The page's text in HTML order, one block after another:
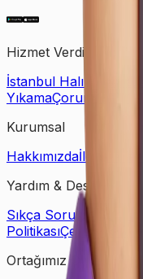
Hizmet Verdiğimiz
İstanbul Halı Yıkama
YıkamaÇorum Halı
Kurumsal
Hakkımızdaİletişim
Yardım & Destek
Sıkça Sorulan Sorular
PolitikasıÇerez
Ortağımız Olun